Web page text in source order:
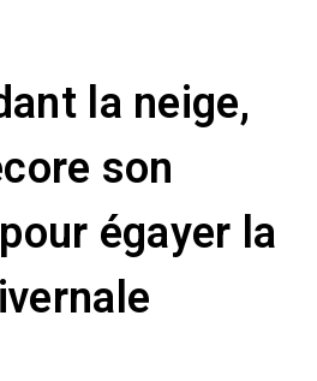
la neige,
son
égayer la